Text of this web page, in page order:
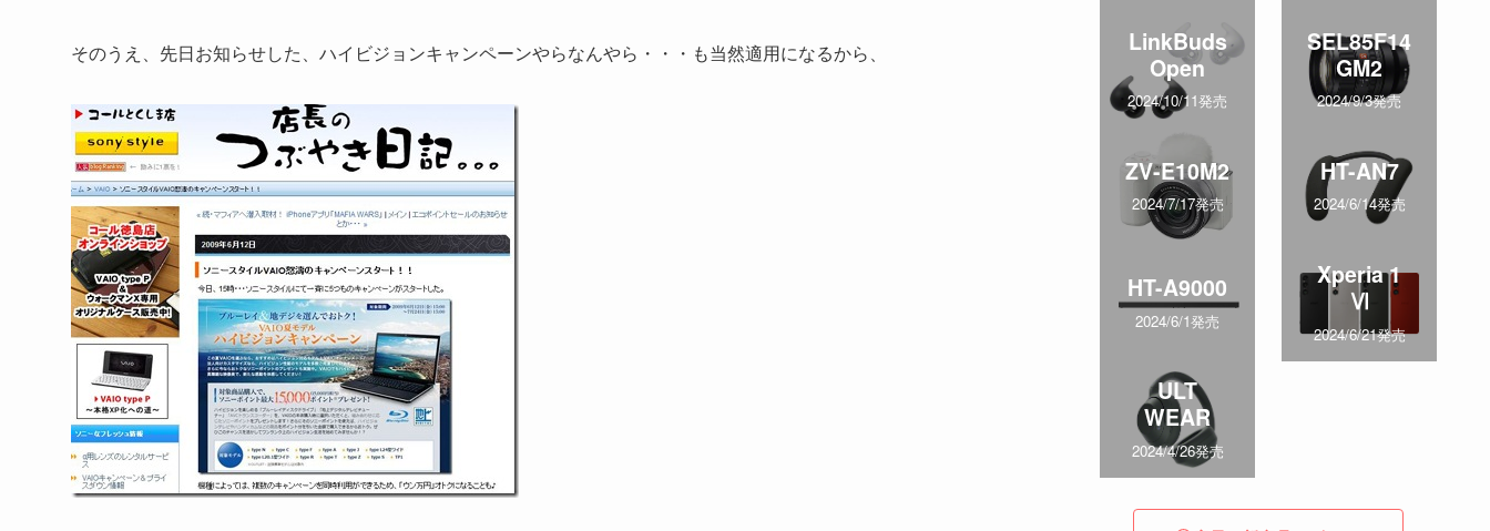
そのうえ、先日お知らせした、ハイビジョンキャンペーンやらなんやら・・・も当然適用になるから、
LinkBuds
Open
2024/10/11発売
SEL85F14
GM2
2024/9/3発売
ZV-E10M2
2024/7/17発売
HT-AN7
2024/6/14発売
HT-A9000
2024/6/1発売
Xperia 1
Ⅵ
2024/6/21発売
ULT
WEAR
2024/4/26発売